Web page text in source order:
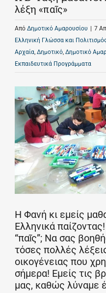
λέξη «παῖς»
Από Δημοτικό Αμαρουσίου 7
Ελληνική Γλώσσα και
Αρχαία, Δημοτικό, Δημοτικό
Εκπαιδευτικά Προγράμματα
Η Φανή κι εμείς
Ελληνικά
“παῖς”; Να σας
τόσες πολλές
οικογένειας που
σήμερα! Εμείς τις
μας, καθώς λύναμε